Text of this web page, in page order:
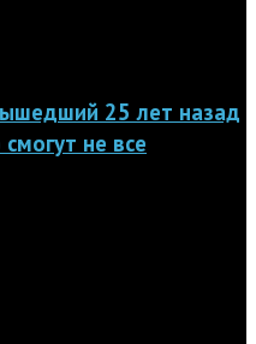
25 лет назад
не все